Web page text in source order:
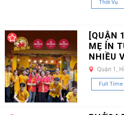
Thời Vụ
[QUẬN
MẸ ỈN
NHIỀU
Quận 1,
Full Time